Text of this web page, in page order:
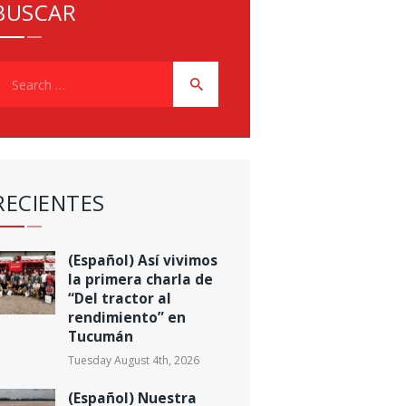
(Español) Así vivimos
la primera charla de
“Del tractor al
rendimiento” en
Tucumán
Tuesday August 4th, 2026
(Español) Nuestra